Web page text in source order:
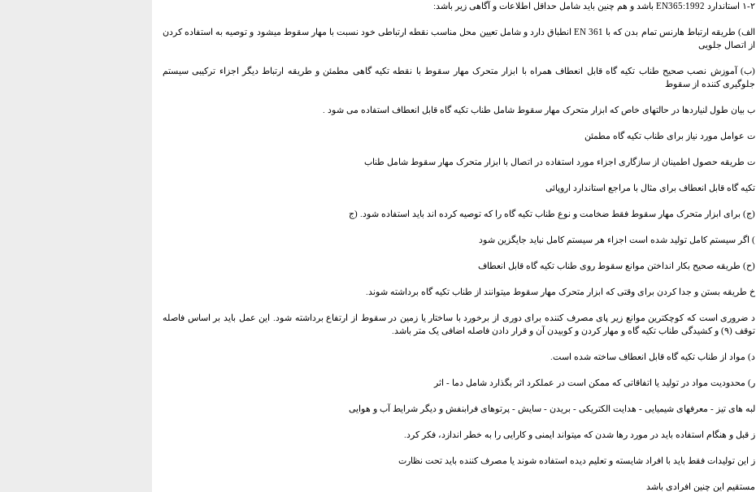
۱-۲ استاندارد EN365:1992 باشد و هم چنین باید شامل حداقل اطلاعات و آگاهی زیر باشد:
الف) طریقه ارتباط هارنس تمام بدن که با 361 EN انطباق دارد و شامل تعیین محل مناسب نقطه ارتباطی خود نسبت با مهار سقوط میشود و توصیه به استفاده کردن
از اتصال جلویی
(ب) آموزش نصب صحیح طناب تکیه گاه قابل انعطاف همراه با ابزار متحرک مهار سقوط با نقطه تکیه گاهی مطمئن و طریقه ارتباط دیگر اجزاء ترکیبی سیستم
جلوگیری کننده از سقوط
ب بیان طول لنیاردها در حالتهای خاص که ابزار متحرک مهار سقوط شامل طناب تکیه گاه قابل انعطاف استفاده می شود .
ت عوامل مورد نیاز برای طناب تکیه گاه مطمئن
ت طریقه حصول اطمینان از سازگاری اجزاء مورد استفاده در اتصال با ابزار متحرک مهار سقوط شامل طناب
تکیه گاه قابل انعطاف برای مثال با مراجع استاندارد اروپائی
(ج) برای ابزار متحرک مهار سقوط فقط ضخامت و نوع طناب تکیه گاه را که توصیه کرده اند باید استفاده شود. (ج
) اگر سیستم کامل تولید شده است اجزاء هر سیستم کامل نباید جایگزین شود
(ح) طریقه صحیح بکار انداختن موانع سقوط روی طناب تکیه گاه قابل انعطاف
خ طریقه بستن و جدا کردن برای وقتی که ابزار متحرک مهار سقوط میتوانند از طناب تکیه گاه برداشته شوند.
د ضروری است که کوچکترین موانع زیر پای مصرف کننده برای دوری از برخورد با ساختار یا زمین در سقوط از ارتفاع برداشته شود. این عمل باید بر اساس فاصله
توقف (۹) و کشیدگی طناب تکیه گاه و مهار کردن و کوبیدن آن و قرار دادن فاصله اضافی یک متر باشد.
د) مواد از طناب تکیه گاه قابل انعطاف ساخته شده است.
ر) محدودیت مواد در تولید یا اتفاقاتی که ممکن است در عملکرد اثر بگذارد شامل دما - اثر
لبه های تیز - معرفهای شیمیایی - هدایت الکتریکی - بریدن - سایش - پرتوهای فرابنفش و دیگر شرایط آب و هوایی
ز قبل و هنگام استفاده باید در مورد رها شدن که میتواند ایمنی و کارایی را به خطر اندازد، فکر کرد.
ز این تولیدات فقط باید با افراد شایسته و تعلیم دیده استفاده شوند یا مصرف کننده باید تحت نظارت
مستقیم این چنین افرادی باشد